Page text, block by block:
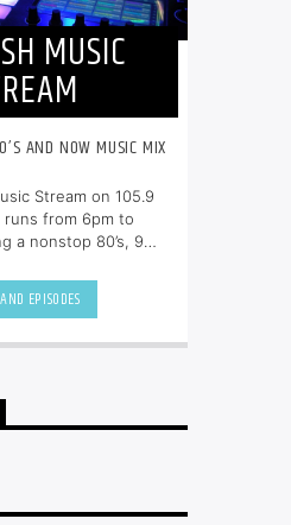
MUSIC
AND NOW MUSIC MIX
Stream on 105.9
runs from 6pm to
a nonstop 80’s, 90’s
the place to be.
EPISODES